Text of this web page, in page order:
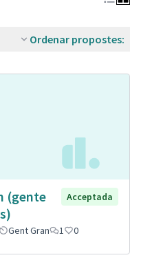
Ordenar propostes:
(gente
Acceptada
Gent Gran 1 0